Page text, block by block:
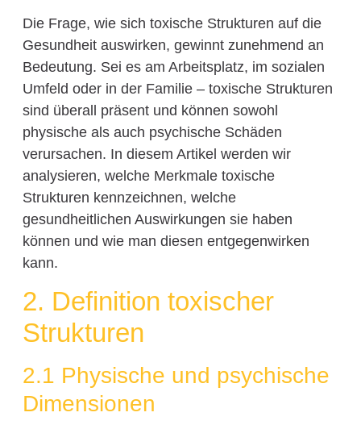
Die Frage, wie sich toxische Strukturen auf die
Gesundheit auswirken, gewinnt zunehmend an
Bedeutung. Sei es am Arbeitsplatz, im sozialen
Umfeld oder in der Familie – toxische Strukturen
sind überall präsent und können sowohl
physische als auch psychische Schäden
verursachen. In diesem Artikel werden wir
analysieren, welche Merkmale toxische
Strukturen kennzeichnen, welche
gesundheitlichen Auswirkungen sie haben
können und wie man diesen entgegenwirken
kann.
2. Definition toxischer
Strukturen
2.1 Physische und psychische
Dimensionen